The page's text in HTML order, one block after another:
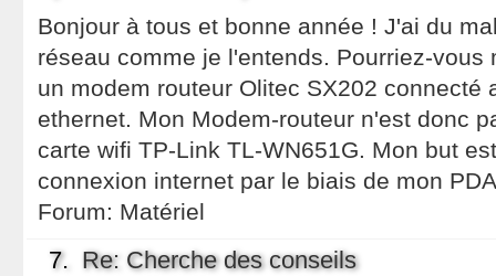
Bonjour à tous et bonne année ! J'ai du
réseau comme je l'entends. Pourriez-vous
un modem routeur Olitec SX202 connecté
ethernet. Mon Modem-routeur n'est donc
carte wifi TP-Link TL-WN651G. Mon but
connexion internet par le biais de mon
Forum: Matériel
7. Re: Cherche des conseils